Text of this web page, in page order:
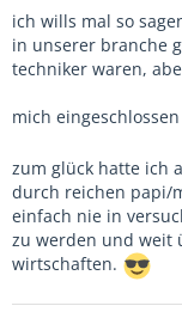
ich wills mal so
in unserer branche
techniker waren,
mich eingeschlossen
zum glück hatte ich
durch reichen papi/
einfach nie in
zu werden und weit
wirtschaften.